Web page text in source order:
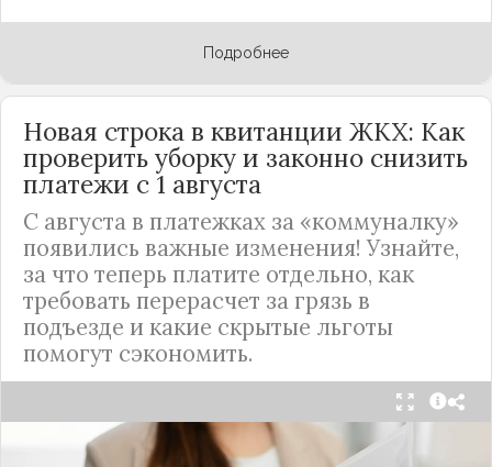
Подробнее
Новая строка в квитанции ЖКХ: Как
проверить уборку и законно снизить
платежи с 1 августа
С августа в платежках за «коммуналку»
появились важные изменения! Узнайте,
за что теперь платите отдельно, как
требовать перерасчет за грязь в
подъезде и какие скрытые льготы
помогут сэкономить.
С 1 августа в квитанциях за жилищно-
коммунальные услуги введено важное